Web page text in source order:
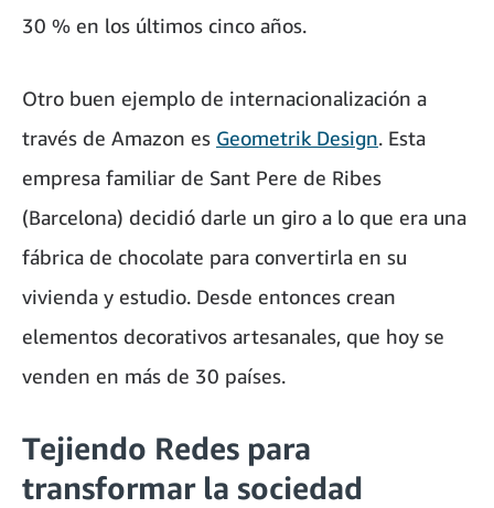
30 % en los últimos cinco años.
Otro buen ejemplo de internacionalización a
través de Amazon es Geometrik Design. Esta
empresa familiar de Sant Pere de Ribes
(Barcelona) decidió darle un giro a lo que era una
fábrica de chocolate para convertirla en su
vivienda y estudio. Desde entonces crean
elementos decorativos artesanales, que hoy se
venden en más de 30 países.
Tejiendo Redes para
transformar la sociedad